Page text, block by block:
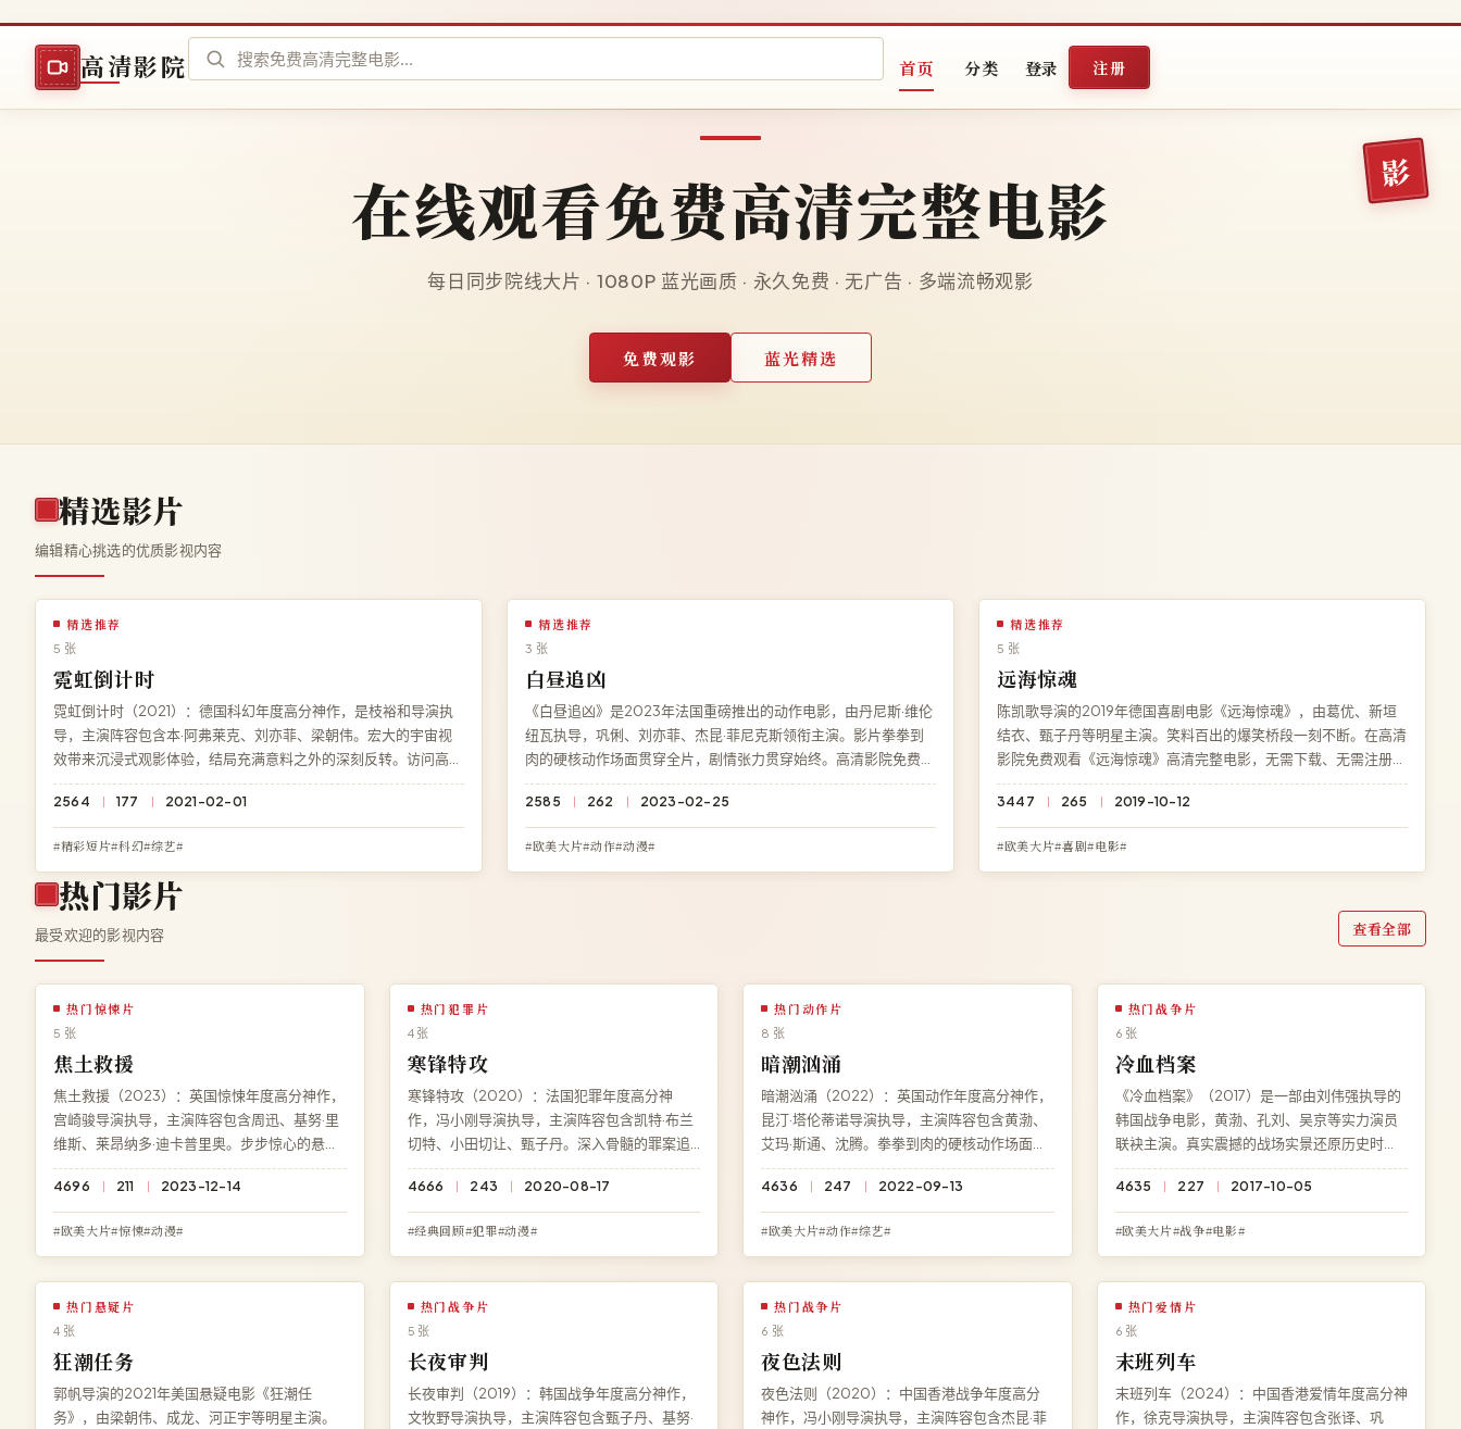
高清影院 首页 分类 登录 注册
在线观看免费高清完整电影
每日同步院线大片 · 1080P 蓝光画质 · 永久免费 · 无广告 · 多端流畅观影
免费观影 蓝光精选
精选影片
编辑精心挑选的优质影视内容
精选推荐
5 张
霓虹倒计时
霓虹倒计时（2021）：德国科幻年度高分神作，是枝裕和导演执
导，主演阵容包含本·阿弗莱克、刘亦菲、梁朝伟。宏大的宇宙视
效带来沉浸式观影体验，结局充满意料之外的深刻反转。访问高清
影院即享《霓虹倒计时》免费完整版高清在线观看，1080P 蓝光
极速加载。
2564 177 2021-02-01
#精彩短片#科幻#综艺#
精选推荐
3 张
白昼追凶
《白昼追凶》是2023年法国重磅推出的动作电影，由丹尼斯·维伦
纽瓦执导，巩俐、刘亦菲、杰昆·菲尼克斯领衔主演。影片拳拳到
肉的硬核动作场面贯穿全片，剧情张力贯穿始终。高清影院免费提
供《白昼追凶》完整版在线观看，杜比全景声画质流畅播放，无广
告无需注册。
2585 262 2023-02-25
#欧美大片#动作#动漫#
精选推荐
5 张
远海惊魂
陈凯歌导演的2019年德国喜剧电影《远海惊魂》，由葛优、新垣
结衣、甄子丹等明星主演。笑料百出的爆笑桥段一刻不断。在高清
影院免费观看《远海惊魂》高清完整电影，无需下载、无需注册，
HD 高清多端流畅播放。
3447 265 2019-10-12
#欧美大片#喜剧#电影#
热门影片
最受欢迎的影视内容 查看全部
热门惊悚片
5 张
焦土救援
焦土救援（2023）：英国惊悚年度高分神作，
宫崎骏导演执导，主演阵容包含周迅、基努·里
维斯、莱昂纳多·迪卡普里奥。步步惊心的悬念
铺陈令人毛骨悚然，结局充满意料之外的深刻
反转。访问高清影院即享《焦土救援》免费完
整版高清在线观看，杜比全景声极速加载。
4696 211 2023-12-14
#欧美大片#惊悚#动漫#
热门犯罪片
4 张
寒锋特攻
寒锋特攻（2020）：法国犯罪年度高分神
作，冯小刚导演执导，主演阵容包含凯特·布兰
切特、小田切让、甄子丹。深入骨髓的罪案追
凶步步惊心，结局充满意料之外的深刻反转。
访问高清影院即享《寒锋特攻》免费完整版高
清在线观看，BD 蓝光极速加载。
4666 243 2020-08-17
#经典回顾#犯罪#动漫#
热门动作片
8 张
暗潮汹涌
暗潮汹涌（2022）：英国动作年度高分神作，
昆汀·塔伦蒂诺导演执导，主演阵容包含黄渤、
艾玛·斯通、沈腾。拳拳到肉的硬核动作场面贯
穿全片，结局充满意料之外的深刻反转。访问
高清影院即享《暗潮汹涌》免费完整版高清在
线观看，4K 超清极速加载。
4636 247 2022-09-13
#欧美大片#动作#综艺#
热门战争片
6 张
冷血档案
《冷血档案》（2017）是一部由刘伟强执导的
韩国战争电影，黄渤、孔刘、吴京等实力演员
联袂主演。真实震撼的战场实景还原历史时
刻。在线观看免费高清完整电影《冷血档
案》，4K 超清流畅播放，永久免费、零广告。
4635 227 2017-10-05
#欧美大片#战争#电影#
热门悬疑片
4 张
狂潮任务
郭帆导演的2021年美国悬疑电影《狂潮任
务》，由梁朝伟、成龙、河正宇等明星主演。
热门战争片
5 张
长夜审判
长夜审判（2019）：韩国战争年度高分神作，
文牧野导演执导，主演阵容包含甄子丹、基努·
热门战争片
6 张
夜色法则
夜色法则（2020）：中国香港战争年度高分
神作，冯小刚导演执导，主演阵容包含杰昆·菲
热门爱情片
6 张
末班列车
末班列车（2024）：中国香港爱情年度高分神
作，徐克导演执导，主演阵容包含张译、巩